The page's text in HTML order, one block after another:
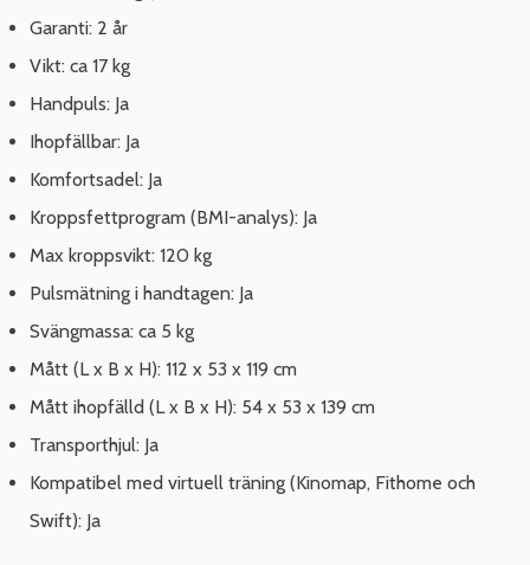
Garanti: 2 år
Vikt: ca 17 kg
Handpuls: Ja
Ihopfällbar: Ja
Komfortsadel: Ja
Kroppsfettprogram (BMI-analys): Ja
Max kroppsvikt: 120 kg
Pulsmätning i handtagen: Ja
Svängmassa: ca 5 kg
Mått (L x B x H): 112 x 53 x 119 cm
Mått ihopfälld (L x B x H): 54 x 53 x 139 cm
Transporthjul: Ja
Kompatibel med virtuell träning (Kinomap, Fithome och
Swift): Ja